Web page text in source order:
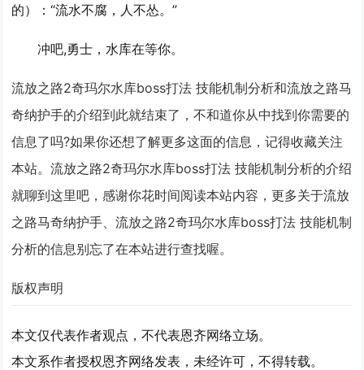
的）：“流水不腐，人不怂。”
冲吧,勇士，水库在等你。
流放之路2奇玛尔水库boss打法 技能机制分析和流放之路马
奇纳护手的介绍到此就结束了，不和道你从中找到你需要的
信息了吗?如果你还想了解更多这面的信息，记得收藏关注
本站。流放之路2奇玛尔水库boss打法 技能机制分析的介绍
就聊到这里吧，感谢你花时间阅读本站内容，更多关于流放
之路马奇纳护手、流放之路2奇玛尔水库boss打法 技能机制
分析的信息别忘了在本站进行查找喔。
版权声明
本文仅代表作者观点，不代表恩齐网络立场。
本文系作者授权恩齐网络发表，未经许可，不得转载。